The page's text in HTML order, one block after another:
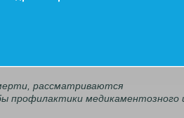
дислипидемического
внутри 8 групп
практике.
ХСН, вопросы применения ПНЖК",
рассматриваются
профилактики медикаментозного